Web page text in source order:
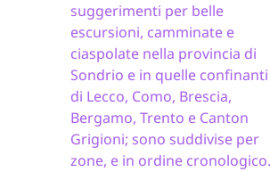
suggerimenti per belle
escursioni, camminate e
ciaspolate nella provincia di
Sondrio e in quelle confinanti
di Lecco, Como, Brescia,
Bergamo, Trento e Canton
Grigioni; sono suddivise per
zone, e in ordine cronologico.